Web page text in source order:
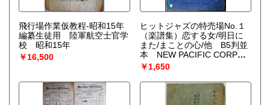
飛行場作業仮教程-昭和15年
編纂生徒用 陸軍航空士官学
校 昭和15年
￥16,500
ヒットジャズの特売場No.１
（楽譜集）恋する女/明日に
また/まことの心/他 B5判並
本 NEW PACIFIC CORP
昭和30年代
￥1,650